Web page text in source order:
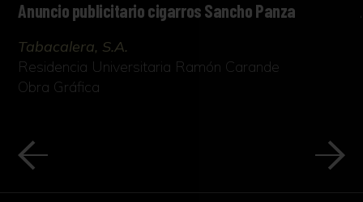
Anuncio publicitario cigarros Sancho Panza
Tabacalera, S.A.
Residencia Universitaria Ramón Carande
Obra Gráfica